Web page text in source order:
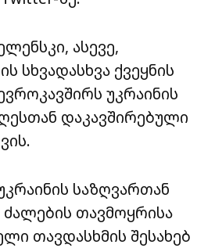
ასევე,
სხვადასხვა ქვეყნის
უკრაინის
დაკავშირებული
საზღვართან
თავმოყრისა
თავდასხმის შესახებ